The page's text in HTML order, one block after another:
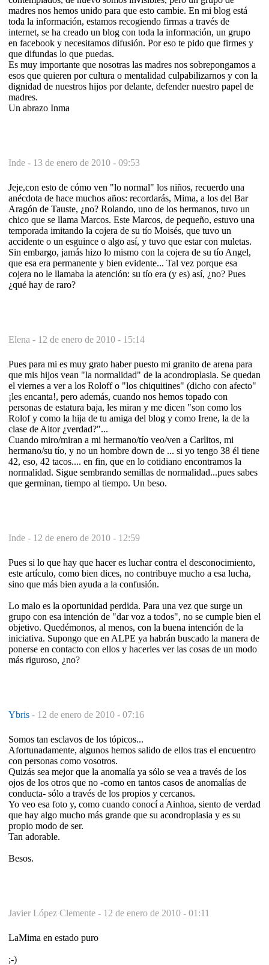
madres nos hemos unido para que esto cambie. En mi blog está
toda la información, estamos recogiendo firmas a través de
internet, se ha creado un blog con toda la información, un grupo
en facebook y necesitamos difusión. Por eso te pido que firmes y
que difundas lo que puedas.
Es muy importante que nosotras las madres nos sobrepongamos a
esos que quieren por cultura o mentalidad culpabilizarnos y con la
dignidad de nuestros hijos por delante, defender nuestro papel de
madres.
Un abrazo Inma
Inde - 13 de enero de 2010 - 09:53
Jeje,con esto de cómo ven "lo normal" los niños, recuerdo una
anécdota de hace muchos años: recordarás, Mima, a los del Bar
Aragón de Tauste, ¿no? Rolando, uno de los hermanos, tuvo un
chico que se llama Marcos. Este Marcos, de pequeño, estuvo una
temporada imitando la cojera de su tío Moisés, que tuvo un
accidente o un esguince o algo así, y tuvo que estar con muletas.
Sin embargo, jamás hizo lo mismo con la cojera de su tío Angel,
que esa era permanente y bien evidente... Tal vez porque esa
cojera no le llamaba la atención: su tío era (y es) así, ¿no? Pues
¿qué hay de raro?
Elena - 12 de enero de 2010 - 15:14
Pues para mi es muy grato haber puesto mi granito de arena para
que mis hijos vean "la normalidad" de la acondroplasia. Se quedan
el viernes a ver a los Roloff o "los chiquitines" (dicho con afecto"
¡les encanta!, pero además, cuando nos hemos topado con
personas de estatura baja, les miran y me dicen "son como los
Rolof y como la hija de tu amiga del blog y como Irene, la de la
clase de Aitor ¿verdad?"...
Cuando miro/miran a mi hermano/tío veo/ven a Carlitos, mi
hermano/su tío, y no un hombre down de ... si yo tengo 38 él tiene
42, eso, 42 tacos.... en fin, que en lo cotidiano encontramos la
normalidad. Sigue sembrando semillas de normalidad...pues sabes
que germinan, tiempo al tiempo. Un beso.
Inde - 12 de enero de 2010 - 12:59
Pues si lo que hay que hacer es luchar contra el desconocimiento,
este artículo, como bien dices, no contribuye mucho a esa lucha,
sino que más bien ayuda a la confusión.
Lo malo es la oportunidad perdida. Para una vez que surge un
grupo con esa intención de "dar voz a todos", no se cumple bien el
objetivo. Quedémonos, al menos, con la buena intención de la
iniciativa. Supongo que en ALPE ya habrán buscado la manera de
ponerse en contacto con ellos y hacerles ver las cosas de un modo
más riguroso, ¿no?
Ybris - 12 de enero de 2010 - 07:16
Somos tan esclavos de los tópicos...
Afortunadamente, algunos hemos salido de ellos tras el encuentro
con personas como vosotros.
Quizás sea mejor que la anomalía ya sólo se vea a través de los
ojos de los otros que no -como en tantos casos de anomalías de
conducta- sólo a través de los propios y cercanos.
Yo veo esa foto y, como cuando conocí a Ainhoa, siento de verdad
que hay algo mucho más grande que su acondroplasia y es su
propio modo de ser.
Tan adorable.
Besos.
Javier López Clemente - 12 de enero de 2010 - 01:11
LaMima en estado puro
;-)